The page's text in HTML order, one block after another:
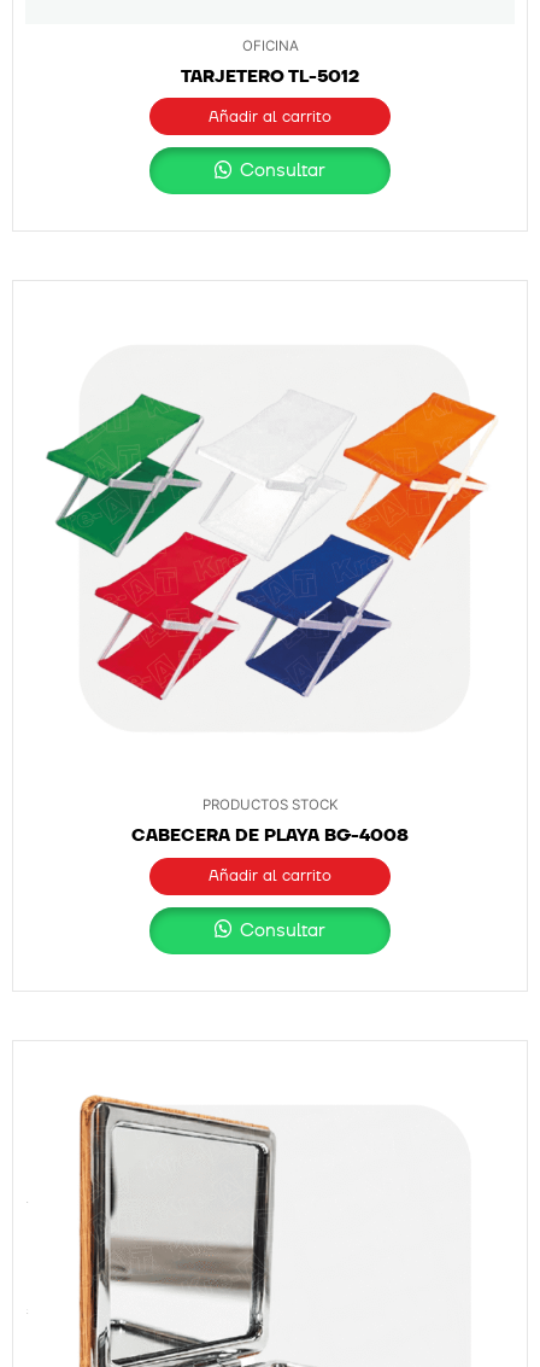
OFICINA
TARJETERO TL-5012
Añadir al carrito
Consultar
PRODUCTOS STOCK
CABECERA DE PLAYA BG-4008
Añadir al carrito
Consultar